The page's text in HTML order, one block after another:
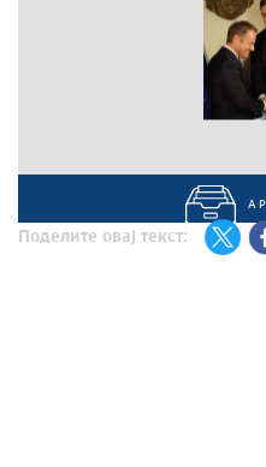
Поделите овај текст: